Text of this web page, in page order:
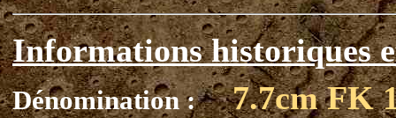
Informations historiques
Dénomination : 7.7cm FK